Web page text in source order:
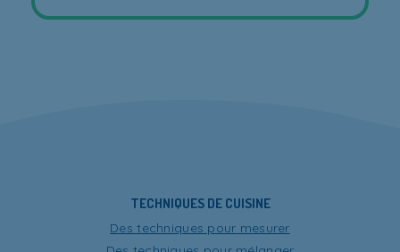
TECHNIQUES DE CUISINE
Des techniques pour mesurer